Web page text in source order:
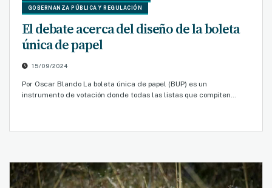
GOBERNANZA PÚBLICA Y REGULACIÓN
El debate acerca del diseño de la boleta
única de papel
15/09/2024
Por Oscar Blando La boleta única de papel (BUP) es un
instrumento de votación donde todas las listas que compiten…